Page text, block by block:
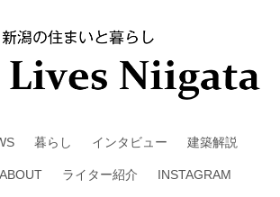
暮らし インタビュー 建築解説
ABOUT ライター紹介 INSTAGRAM